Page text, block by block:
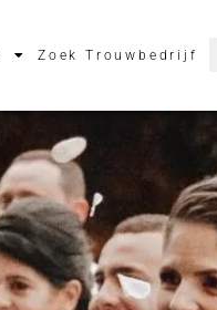
Zoek Trouwbedrijf